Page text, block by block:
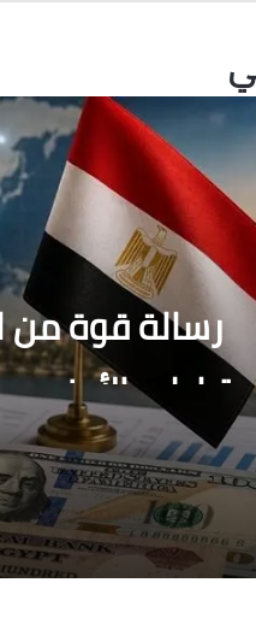
رسالة قوة من
56.29 مليار دولار بنهاية يوليو
واحد